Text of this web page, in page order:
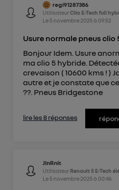
regi91287386
UtilisateurClio E-Tech full
Le 5 novembre 2025à 09:52
Usure normale pneus clio
Bonjour Idem. Usure
ma clio 5 hybride.
crevaison ( 10600 kms ! )
autre et je constate que
??. Pneus Bridgestone
lire les 8 réponses
JlnRnlt
Utilisateur Renault 5 E-Tech
Le 5 novembre 2025à 00:46